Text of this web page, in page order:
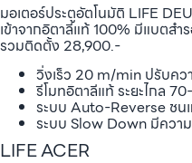
มอเตอร์ประตูอัตโนมัติ LIFE
เข้าจากอิตาลีแท้ 100% มีแบตสำ
รวมติดตั้ง 28,900.-
วิ่งเร็ว 20 m/min ปรับคว
รีโมทอิตาลีแท้ ระยะไกล
ระบบ Auto-Reverse ชน
ระบบ Slow Down มีควา
LIFE ACER